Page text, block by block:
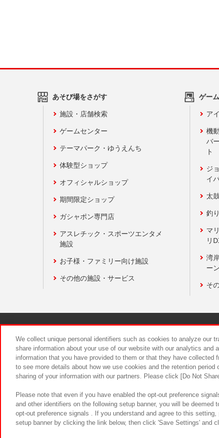
あそび場をさがす
施設・店舗検索
ゲームセンター
テーマパーク・ゆうえんち
体験型ショップ
オフィシャルショップ
期間限定ショップ
ガシャポン専門店
アスレチック・スポーツエンタメ
施設
お子様・ファミリー向け施設
その他の施設・サービス
ゲー
ア
機
バ
ト
ジ
イ
太
釣
マ
リ
湾
ー
そ
食品のご
We collect unique personal identifiers such as cookies to analyze our
share information about your use of our website with our analytics and
information that you have provided to them or that they have
to see more details about how we use cookies and the retention
sharing of your information with our partners. Please click [Do Not
Please note that even if you have enabled the opt-out preference
and other identifiers on the following setup banner, you will be
opt-out preference signals . If you understand and agree to this
setup banner by clicking the link below, then click 'Save Settings' and